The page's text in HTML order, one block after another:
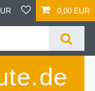
0,00 EUR